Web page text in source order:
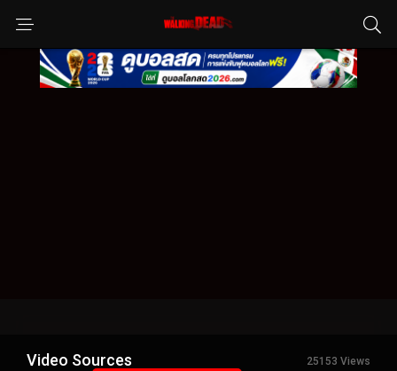
Video Sources 25153 Views